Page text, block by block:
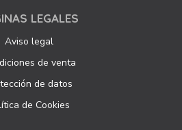
LEGALES
Aviso legal
de venta
de datos
de Cookies